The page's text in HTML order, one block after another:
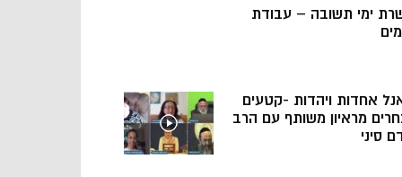
ימי תשובה – עבודת
אחדות ויהדות -קטעים
מראיון משותף עם הרב
סיני